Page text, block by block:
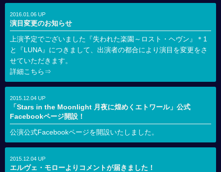
2016.01.06 UP
演目変更のお知らせ
上演予定でございました『失われた楽園～ロスト・ヘヴン』＊1
と『LUNA』につきまして、出演者の都合により演目を変更をさ
せていただきます。
詳細こちら⇒
2015.12.04 UP
「Stars in the Moonlight 月夜に煌めくエトワール」公式
Facebookページ開設！
公演公式Facebookページを開設いたしました。
2015.12.04 UP
エルヴェ・モローよりコメントが届きました！